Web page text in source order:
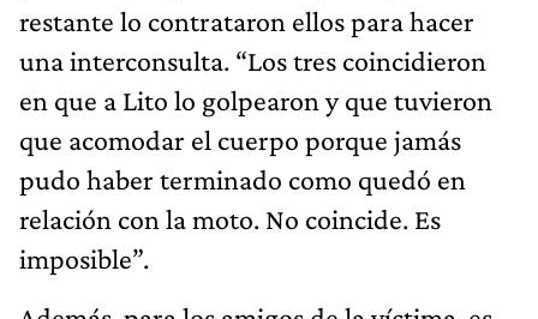
restante lo contrataron ellos para hacer
una interconsulta. “Los tres coincidieron
en que a Lito lo golpearon y que tuvieron
que acomodar el cuerpo porque jamás
pudo haber terminado como quedó en
relación con la moto. No coincide. Es
imposible”.